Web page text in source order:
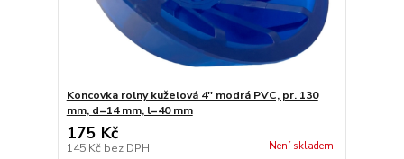
Koncovka rolny kuželová 4'' modrá PVC, pr. 130
mm, d=14 mm, l=40 mm
175 Kč
145 Kč bez DPH Není skladem